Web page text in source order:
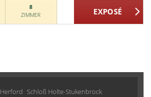
8
ZIMMER
Herford Schloß Holte-Stukenbrock